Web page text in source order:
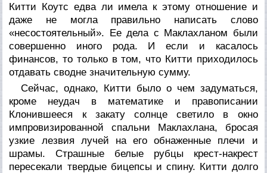
Китти Коутс едва ли имела к этому отношение и
даже не могла правильно написать слово
«несостоятельный». Ее дела с Маклахланом были
совершенно иного рода. И если и касалось
финансов, то только в том, что Китти приходилось
отдавать сводне значительную сумму.
Сейчас, однако, Китти было о чем задуматься,
кроме неудач в математике и правописании
Клонившееся к закату солнце светило в окно
импровизированной спальни Маклахлана, бросая
узкие лезвия лучей на его обнаженные плечи и
шрамы. Страшные белые рубцы крест-накрест
пересекали твердые бицепсы и спину. Китти долго